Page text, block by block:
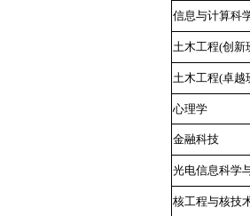
信息与计算科
土木工程(创新
土木工程(卓越
心理学
金融科技
光电信息科学
核工程与核技